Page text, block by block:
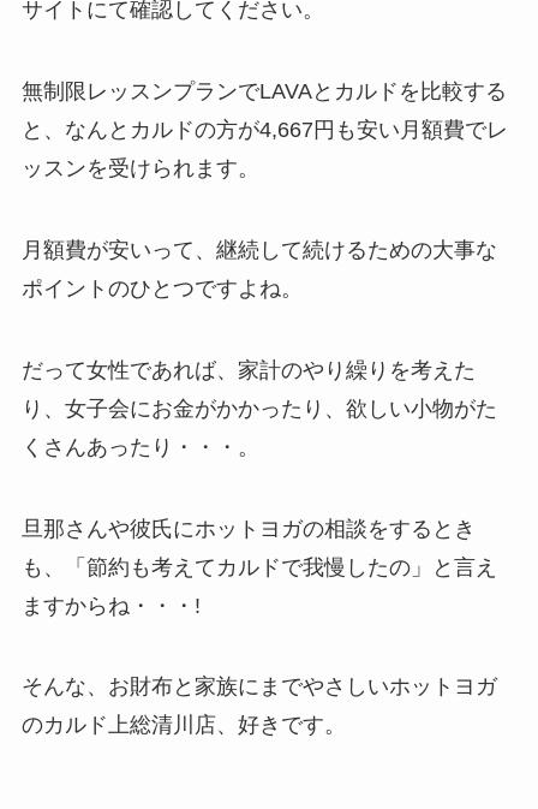
サイトにて確認してください。
無制限レッスンプランでLAVAとカルドを比較する
と、なんと カルドの方が4,667円も安い月額費でレ
ッスンを受けられます。
月額費が安いって、継続して続けるための大事な
ポイントのひとつですよね。
だって女性であれば、家計のやり繰りを考えた
り、女子会にお金がかかったり、欲しい小物がた
くさんあったり・・・。
旦那さんや彼氏にホットヨガの相談をするとき
も、「節約も考えてカルドで我慢したの」と言え
ますからね・・・!
そんな、お財布と家族にまでやさしいホットヨガ
のカルド上総清川店、好きです。